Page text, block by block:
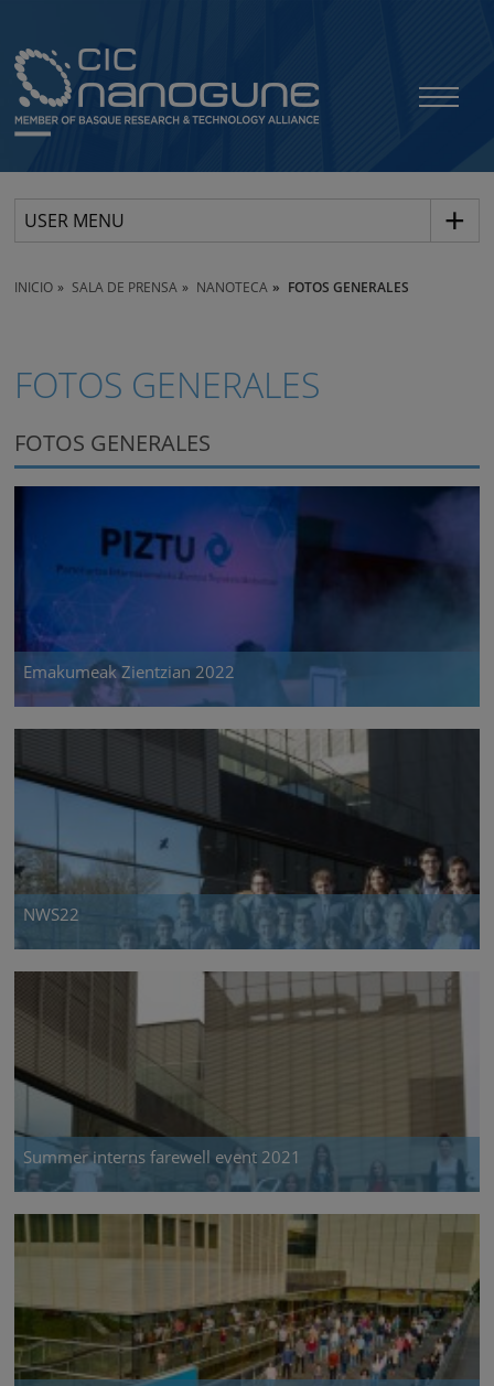
USER MENU
INICIO SALA DE PRENSA NANOTECA FOTOS GENERALES
FOTOS GENERALES
FOTOS GENERALES
Emakumeak Zientzian 2022
NWS22
Summer interns farewell event 2021